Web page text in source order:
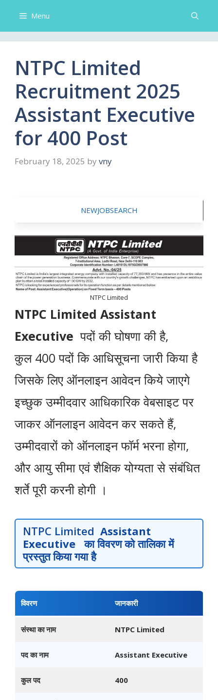
Menu
NTPC Limited
Recruitment 2025
Assistant Executive
for 400 Post
February 18, 2025 by vny
NEWJOBSEARCH
NTPC Limited
NTPC Limited Assistant
Executive पदों की घोषणा की है,
कुल 400 पदों कि आधिसूचना जारी किया है
जिसके लिए ऑनलाइन आवेदन किये जाएगे
इच्छुक उम्मीदवार आधिकारिक वेबसाइट पर
जाकर ऑनलाइन आवेदन कर सकते हैं,
उम्मीदवारों को ऑनलाइन फॉर्म भरना होगा,
और आयु सीमा एवं शैक्षिक योग्यता से संबंधित
शर्ते पूरी करनी होगी ।
NTPC Limited Assistant
Executive का विवरण को तालिका में
प्रस्तुत किया गया है
विवरण जानकारी
संस्था का नाम NTPC Limited
पद का नाम Assistant Executive
कुल पद 400